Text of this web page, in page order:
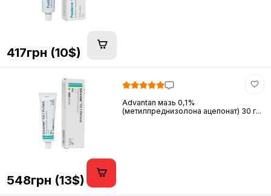
417грн (10$)
Advantan мазь 0,1%
(метилпреднизолона ацепонат) 30 г...
548грн (13$)